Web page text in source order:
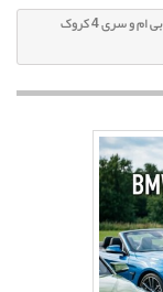
پک قلم خشگير بی ام و سری 4 کروک